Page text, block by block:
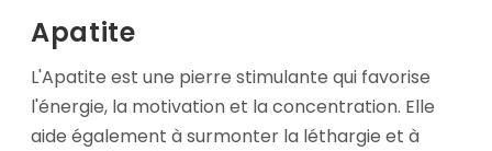
Apatite
L'Apatite est une pierre stimulante qui favorise
l'énergie, la motivation et la concentration. Elle
aide également à surmonter la léthargie et à